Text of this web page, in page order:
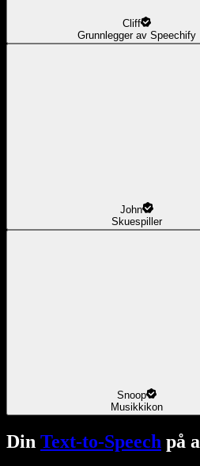
Cliff
Grunnlegger av Speechify
John
Skuespiller
Snoop
Musikkikon
Din Text-to-Speech på